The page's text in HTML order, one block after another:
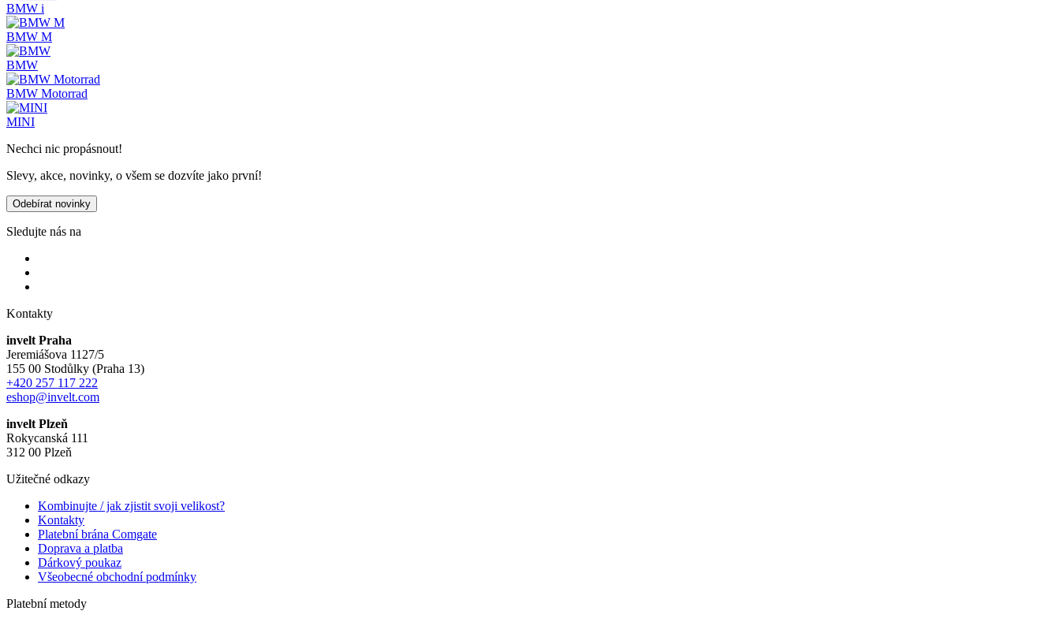
BMW i
BMW M
BMW
BMW Motorrad
MINI
Nechci nic propásnout!
Slevy, akce, novinky, o všem se dozvíte jako první!
Odebírat novinky
Sledujte nás na
Kontakty
invelt Praha
Jeremiášova 1127/5
155 00 Stodůlky (Praha 13)
+420 257 117 222
eshop@invelt.com
invelt Plzeň
Rokycanská 111
312 00 Plzeň
Užitečné odkazy
Kombinujte / jak zjistit svoji velikost?
Kontakty
Platební brána Comgate
Doprava a platba
Dárkový poukaz
Všeobecné obchodní podmínky
Platební metody